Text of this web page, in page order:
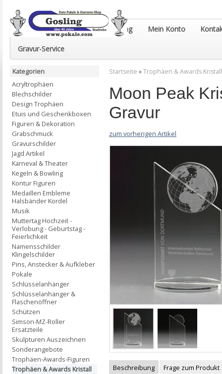
Euro-Pokale & Gravur-Shop Gosling Mein Konto
Gravur-Service
Startseite »Trophäen & Awards Kristall
Moon Peak
Gravur
zum vorherigen Artikel
Beschreibung Frage zum Produkt
Kategorien
Acryltrophäen
Blechschilder
Design Trophäen
Etuis und Geschenkboxen
Figuren & Dekoration
Grabschmuck
Gravurschilder
Jagd Artikel
Karneval & Theater
Kegeln & Bowling
Kontur Figuren
Medaillen Embleme
Halsbänder Kordel
Musik
Muttertag Hochzeit -
Verlobung - Geburtstag -
Feierlichkeit
Namensschilder
Klingelschilder
Pins, Anstecker & Aufkleber
Pokale
Schlüsselanhänger
Schlüsselanhänger &
Flaschenöffner
Schützen
Simson-MZ-Roller
Ersatzteile
Skulpturen Auszeichnen
Sonderangebote
Trophäen-Awards-Figuren
Trophäen & Awards Kristall